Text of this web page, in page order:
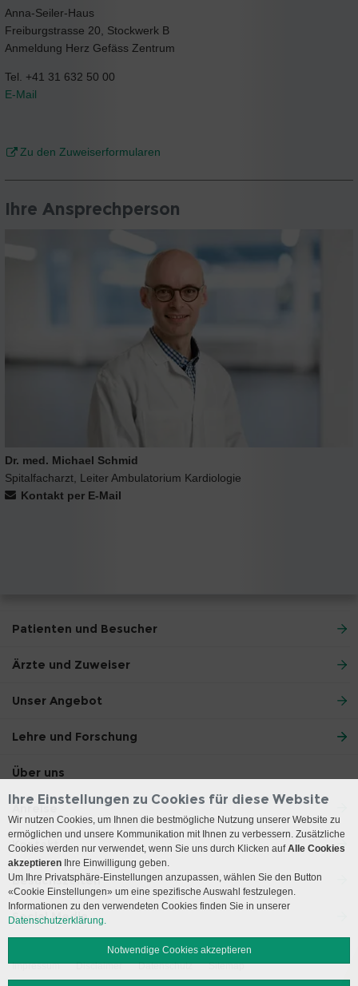
Anna-Seiler-Haus
Freiburgstrasse 20, Stockwerk B
Anmeldung Herz Gefäss Zentrum
Tel. +41 31 632 50 00
E-Mail
Zu den Zuweiserformularen
Ihre Ansprechperson
Dr. med. Michael Schmid
Spitalfacharzt, Leiter Ambulatorium Kardiologie
Kontakt per E-Mail
Patienten und Besucher
Ärzte und Zuweiser
Unser Angebot
Lehre und Forschung
Über uns
Anreise
Kontakt
Besuchszeiten
Social Media
Impressum Disclaimer Datenschutz Sitemap
Ihre Einstellungen zu Cookies für diese Website
Wir nutzen Cookies, um Ihnen die bestmögliche Nutzung unserer Website zu
ermöglichen und unsere Kommunikation mit Ihnen zu verbessern. Zusätzliche
Cookies werden nur verwendet, wenn Sie uns durch Klicken aufAlle Cookies
akzeptieren Ihre Einwilligung geben.
Um Ihre Privatsphäre-Einstellungen anzupassen, wählen Sie den Button
«Cookie Einstellungen» um eine spezifische Auswahl festzulegen.
Informationen zu den verwendeten Cookies finden Sie in unserer
Datenschutzerklärung.
Notwendige Cookies akzeptieren